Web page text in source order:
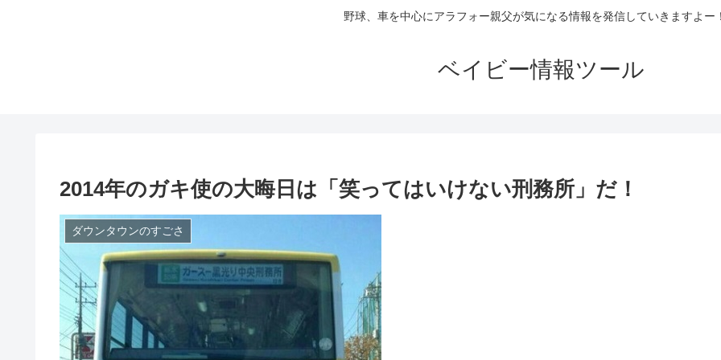
野球、車を中心にアラフォー親父が気になる情報を発信していきますよー
ベイビー情報ツール
2014年のガキ使の大晦日は「笑ってはいけない刑務所」だ！
ダウンタウンのすごさ